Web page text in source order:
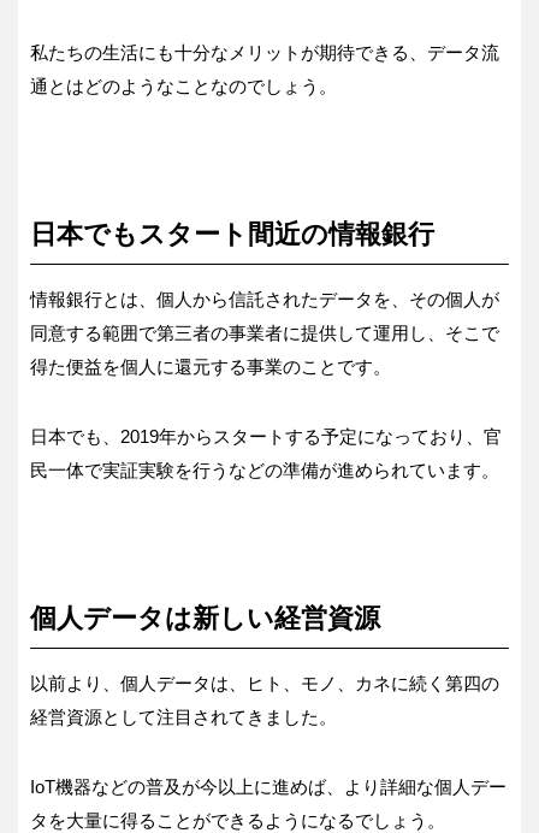
私たちの生活にも十分なメリットが期待できる、データ流
通とはどのようなことなのでしょう。
日本でもスタート間近の情報銀行
情報銀行とは、個人から信託されたデータを、その個人が
同意する範囲で第三者の事業者に提供して運用し、そこで
得た便益を個人に還元する事業のことです。
日本でも、2019年からスタートする予定になっており、官
民一体で実証実験を行うなどの準備が進められています。
個人データは新しい経営資源
以前より、個人データは、ヒト、モノ、カネに続く第四の
経営資源として注目されてきました。
IoT機器などの普及が今以上に進めば、より詳細な個人デー
タを大量に得ることができるようになるでしょう。